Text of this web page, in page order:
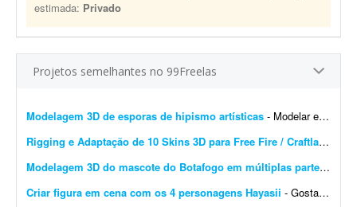
estimada: Privado
Projetos semelhantes no 99Freelas
Modelagem 3D de esporas de hipismo artísticas - Modelar em 3D esporas de hipismo artísticas com curvas mais orgânicas. O modelo base será o mesmo, mas deve contemplar variações de tamanho para diferentes numera&...
Rigging e Adaptação de 10 Skins 3D para Free Fire / Craftland Studio
Modelagem 3D do mascote do Botafogo em múltiplas partes
-
Criar figura em cena com os 4 personagens Hayasii - Gostaria de uma figura que, na verdade, seja uma cena com os quatro personagens da banda Hayasii, de DanDaDan. A cena de referência está em anexo. Minha ideia é que os personage...